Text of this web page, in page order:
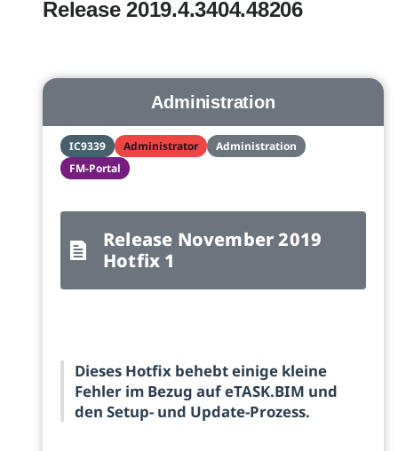
Release 2019.4.3404.48206
Administration
IC9339 Administrator
Administration
FM-Portal
Release November 2019
Hotfix 1
Dieses Hotfix behebt einige kleine
Fehler im Bezug auf eTASK.BIM und
den Setup- und Update-Prozess.